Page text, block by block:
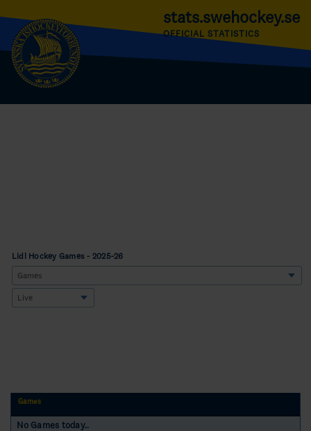
stats.swehockey.se
OFFICIAL STATISTICS
Lidl Hockey Games - 2025-26
Games
No Games today..